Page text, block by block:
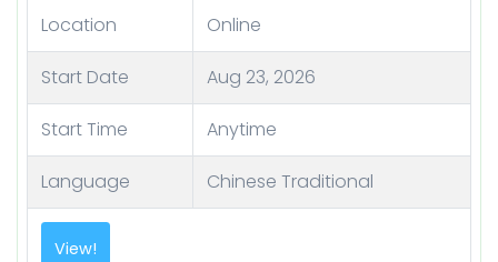
Location Online
Start Date Aug 23, 2026
Start Time Anytime
Language Chinese Traditional
View!